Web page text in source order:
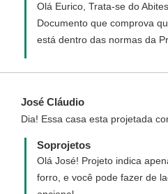
Olá Eurico, Trata-se do
Documento que comprova
está dentro das normas da
José Cláudio
Dia! Essa casa esta projetada
Soprojetos
Olá José! Projeto indica
forro, e você pode fazer de